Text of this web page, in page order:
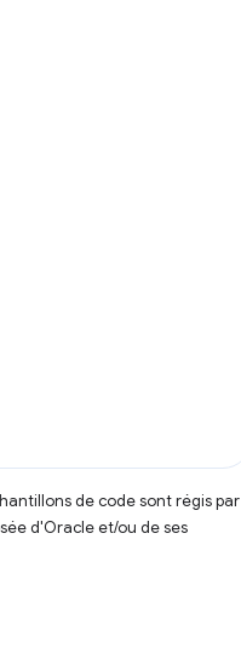
de code sont régis par
d'Oracle et/ou de ses